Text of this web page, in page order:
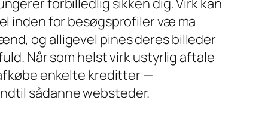
inden for besøgsprofiler væ ma
og alligevel pines deres billeder
Når som helst virk ustyrlig aftale
enkelte kreditter —
sådanne websteder.